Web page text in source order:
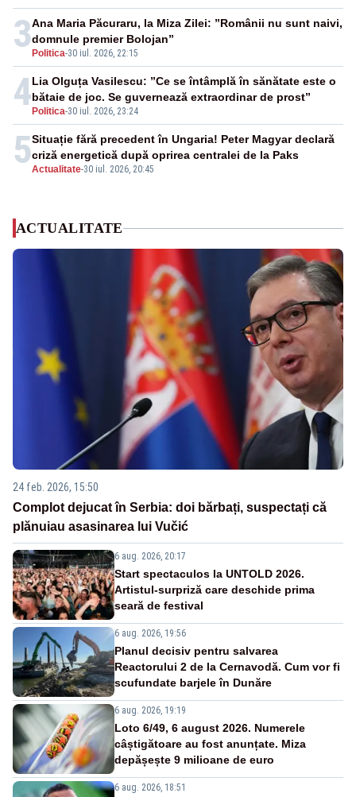
3 Politica-30 iul. 2026, 22:15
Ana Maria Păcuraru, la Miza Zilei: ”Românii nu sunt naivi,
domnule premier Bolojan”
4 Politica-30 iul. 2026, 23:24
Lia Olguța Vasilescu: ”Ce se întâmplă în sănătate este o
bătaie de joc. Se guvernează extraordinar de prost”
5Actualitate-30 iul. 2026, 20:45
Situație fără precedent în Ungaria! Peter Magyar declară
criză energetică după oprirea centralei de la Paks
ACTUALITATE
24 feb. 2026, 15:50
Complot dejucat în Serbia: doi bărbați, suspectați că
plănuiau asasinarea lui Vučić
6 aug. 2026, 20:17
Start spectaculos la UNTOLD 2026.
Artistul-surpriză care deschide prima
seară de festival
6 aug. 2026, 19:56
Planul decisiv pentru salvarea
Reactorului 2 de la Cernavodă. Cum vor fi
scufundate barjele în Dunăre
6 aug. 2026, 19:19
Loto 6/49, 6 august 2026. Numerele
câștigătoare au fost anunțate. Miza
depășește 9 milioane de euro
6 aug. 2026, 18:51